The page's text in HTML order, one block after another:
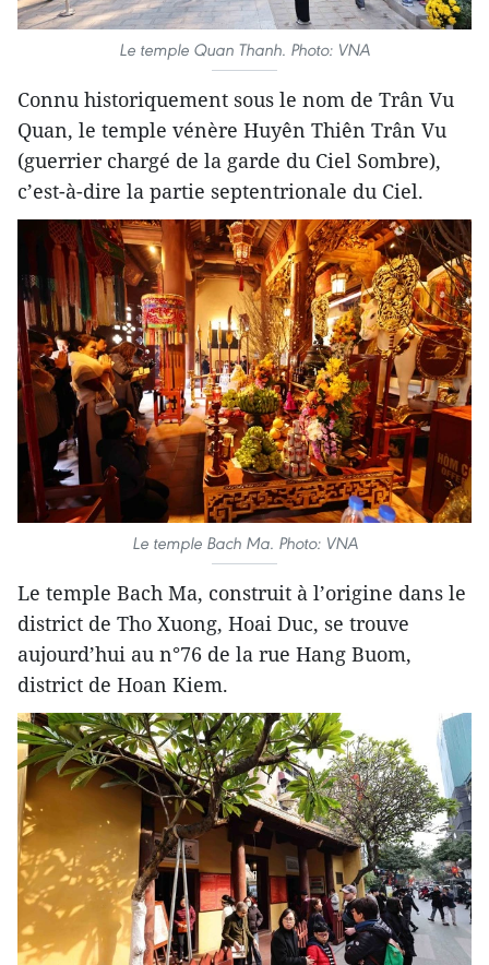
Le temple Quan Thanh. Photo: VNA
Connu historiquement sous le nom de Trân Vu
Quan, le temple vénère Huyên Thiên Trân Vu
(guerrier chargé de la garde du Ciel Sombre),
c’est-à-dire la partie septentrionale du Ciel.
Le temple Bach Ma. Photo: VNA
Le temple Bach Ma, construit à l’origine dans le
district de Tho Xuong, Hoai Duc, se trouve
aujourd’hui au n°76 de la rue Hang Buom,
district de Hoan Kiem.